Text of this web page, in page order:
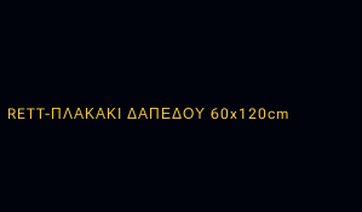
RETT-ΠΛΑΚΑΚΙ ΔΑΠΕΔΟΥ 60x120cm